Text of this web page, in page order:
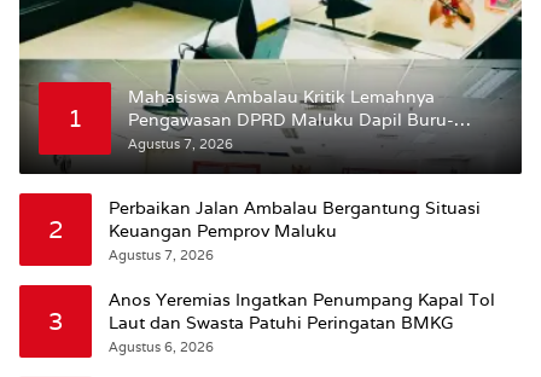
1
Mahasiswa Ambalau Kritik Lemahnya
Pengawasan DPRD Maluku Dapil Buru-
Bursel Terhadap Proses Perubahan Status
Agustus 7, 2026
2
Perbaikan Jalan Ambalau Bergantung Situasi
Keuangan Pemprov Maluku
Agustus 7, 2026
3
Anos Yeremias Ingatkan Penumpang Kapal Tol
Laut dan Swasta Patuhi Peringatan BMKG
Agustus 6, 2026